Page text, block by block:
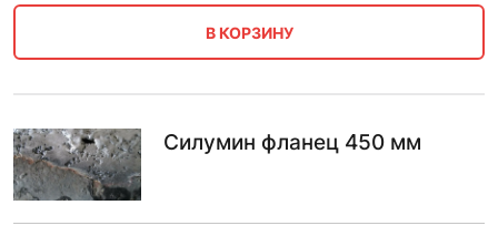
В КОРЗИНУ
Силумин фланец 450 мм